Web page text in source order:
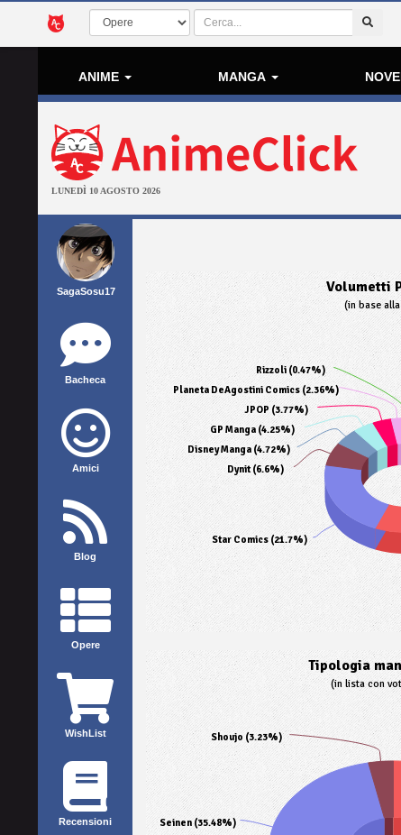
ANIME MANGA
LUNEDÌ 10 AGOSTO 2026
SagaSosu17
Bacheca
Amici
Blog
Opere
WishList
Recensioni
Volumetti
(in base
Star Comics (21.7%)
Dynit (6.6%)
Disney Manga (4.72%)
GP Manga (4.25%)
JPOP (3.77%)
Planeta DeAgostini Comics (2.36%)
Rizzoli (0.47%)
Tipologia
(in lista con
Seinen (35.48%)
Shoujo (3.23%)